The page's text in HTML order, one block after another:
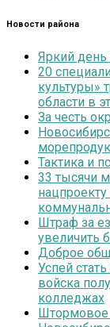
Новости района
Яркий день
20
культуры»
области в
За честь
Тактика и
33 тысячи
Штраф за
увеличить
Доброе
Успей
войска
колледжах
Штормовое